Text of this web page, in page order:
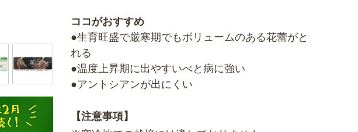
ココがおすすめ
●生育旺盛で厳寒期でもボリュームのある花蕾がと
れる
●温度上昇期に出やすいべと病に強い
●アントシアンが出にくい
【注意事項】